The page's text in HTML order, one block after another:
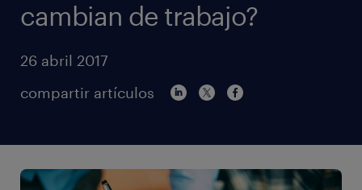
cambian de trabajo?
26 abril 2017
compartir artículos